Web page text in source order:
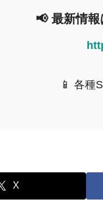
📢 最新情
📱 各種
X